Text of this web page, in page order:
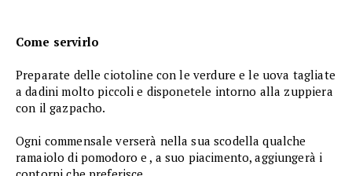
Come servirlo
Preparate delle ciotoline con le verdure e le uova tagliate
a dadini molto piccoli e disponetele intorno alla zuppiera
con il gazpacho.
Ogni commensale verserà nella sua scodella qualche
ramaiolo di pomodoro e , a suo piacimento, aggiungerà i